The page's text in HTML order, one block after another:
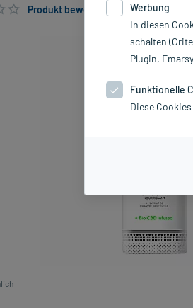
Produkt bewerten & PlusHerzen
Werbung
In diesen
schalten
Plugin,
Funktionelle
Diese